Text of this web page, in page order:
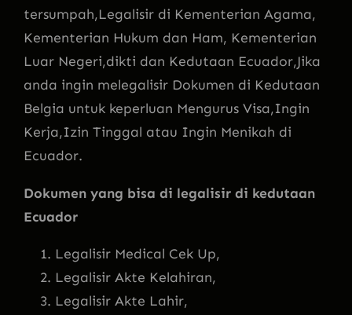
tersumpah,Legalisir di Kementerian Agama,
Kementerian Hukum dan Ham, Kementerian
Luar Negeri,dikti dan Kedutaan Ecuador,Jika
anda ingin melegalisir Dokumen di Kedutaan
Belgia untuk keperluan Mengurus Visa,Ingin
Kerja,Izin Tinggal atau Ingin Menikah di
Ecuador.
Dokumen yang bisa di legalisir di kedutaan
Ecuador
Legalisir Medical Cek Up,
Legalisir Akte Kelahiran,
Legalisir Akte Lahir,